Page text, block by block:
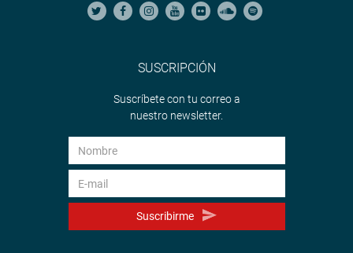
SUSCRIPCIÓN
Suscríbete con tu correo a
nuestro newsletter.
Suscribirme